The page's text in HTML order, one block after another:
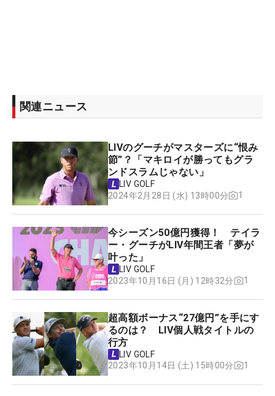
関連ニュース
LIVのグーチがマスターズに“恨み
節”？「マキロイが勝ってもグラ
ンドスラムじゃない」
LIV GOLF
2024年2月28日 (水) 13時00分
1
今シーズン50億円獲得！ テイラ
ー・グーチがLIV年間王者「夢が
叶った」
LIV GOLF
2023年10月16日 (月) 12時32分
1
超高額ボーナス“27億円”を手にす
るのは？ LIV個人戦タイトルの
行方
LIV GOLF
2023年10月14日 (土) 15時00分
1